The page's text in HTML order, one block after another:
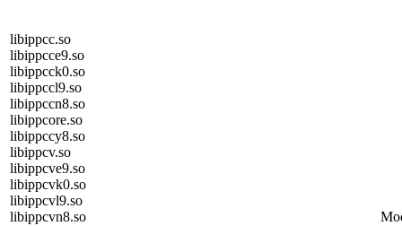
libippcc.so
libippcce9.so
libippcck0.so
libippccl9.so
libippccn8.so
libippcore.so
libippccy8.so
libippcv.so
libippcve9.so
libippcvk0.so
libippcvl9.so
libippcvn8.so